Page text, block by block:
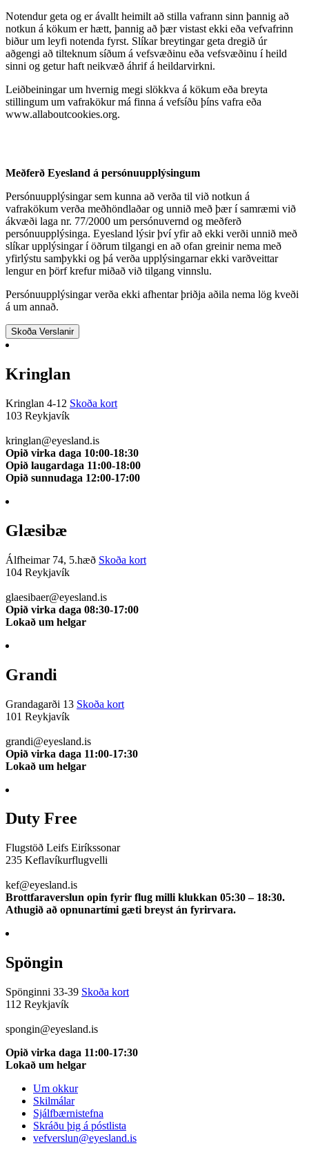
Notendur geta og er ávallt heimilt að stilla vafrann sinn þannig að
notkun á kökum er hætt, þannig að þær vistast ekki eða vefvafrinn
biður um leyfi notenda fyrst. Slíkar breytingar geta dregið úr
aðgengi að tilteknum síðum á vefsvæðinu eða vefsvæðinu í heild
sinni og getur haft neikvæð áhrif á heildarvirkni.
Leiðbeiningar um hvernig megi slökkva á kökum eða breyta
stillingum um vafrakökur má finna á vefsíðu þíns vafra eða
www.allaboutcookies.org.
Meðferð Eyesland á persónuupplýsingum
Persónuupplýsingar sem kunna að verða til við notkun á
vafrakökum verða meðhöndlaðar og unnið með þær í samræmi við
ákvæði laga nr. 77/2000 um persónuvernd og meðferð
persónuupplýsinga. Eyesland lýsir því yfir að ekki verði unnið með
slíkar upplýsingar í öðrum tilgangi en að ofan greinir nema með
yfirlýstu samþykki og þá verða upplýsingarnar ekki varðveittar
lengur en þörf krefur miðað við tilgang vinnslu.
Persónuupplýsingar verða ekki afhentar þriðja aðila nema lög kveði
á um annað.
Skoða Verslanir
Kringlan
Kringlan 4-12 Skoða kort
103 Reykjavík
kringlan@eyesland.is
Opið virka daga 10:00-18:30
Opið laugardaga 11:00-18:00
Opið sunnudaga 12:00-17:00
Glæsibæ
Álfheimar 74, 5.hæð Skoða kort
104 Reykjavík
glaesibaer@eyesland.is
Opið virka daga 08:30-17:00
Lokað um helgar
Grandi
Grandagarði 13 Skoða kort
101 Reykjavík
grandi@eyesland.is
Opið virka daga 11:00-17:30
Lokað um helgar
Duty Free
Flugstöð Leifs Eiríkssonar
235 Keflavíkurflugvelli
kef@eyesland.is
Brottfaraverslun opin fyrir flug milli klukkan 05:30 – 18:30.
Athugið að opnunartími gæti breyst án fyrirvara.
Spöngin
Spönginni 33-39 Skoða kort
112 Reykjavík
spongin@eyesland.is
Opið virka daga 11:00-17:30
Lokað um helgar
Um okkur
Skilmálar
Sjálfbærnistefna
Skráðu þig á póstlista
vefverslun@eyesland.is